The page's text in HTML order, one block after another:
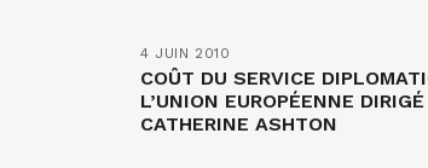
4 JUIN 2010
COÛT DU SERVICE
L’UNION EUROPÉENNE
CATHERINE ASHTON